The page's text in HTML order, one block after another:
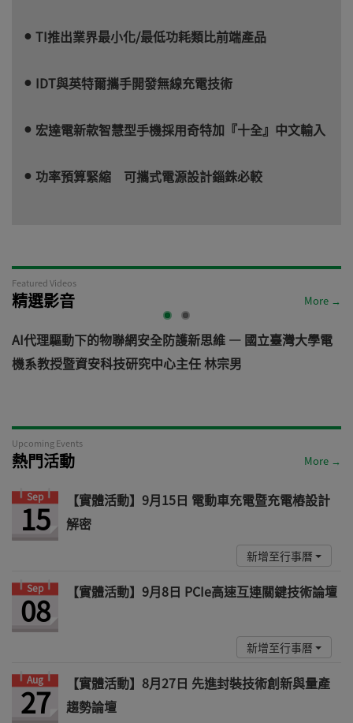
TI推出業界最小化/最低功耗類比前端產品
IDT與英特爾攜手開發無線充電技術
宏達電新款智慧型手機採用奇特加『十全』中文輸入
功率預算緊縮 可攜式電源設計錙銖必較
Featured Videos
精選影音 More →
AI代理驅動下的物聯網安全防護新思維 — 國立臺灣大學電
機系教授暨資安科技研究中心主任 林宗男
Upcoming Events
熱門活動 More →
Sep
15
【實體活動】9月15日 電動車充電暨充電樁設計
解密
新增至行事曆
Sep
08 【實體活動】9月8日 PCIe高速互連關鍵技術論壇
新增至行事曆
Aug
27
【實體活動】8月27日 先進封裝技術創新與量產
趨勢論壇